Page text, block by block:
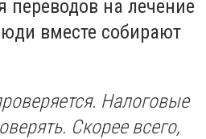
переводов на лечение
вместе собирают
Налоговые
Скорее всего,